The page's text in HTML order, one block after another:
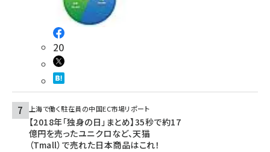
20
上海で働く駐在員の中国EC市場リポート
【2018年「独身の日」まとめ】35秒で約17
億円を売ったユニクロなど、天猫
（Tmall）で売れた日本商品はこれ！